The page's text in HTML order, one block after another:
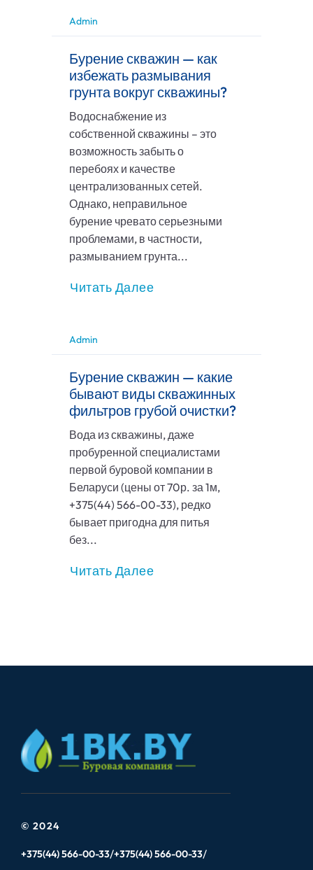
Admin
Бурение скважин — как
избежать размывания
грунта вокруг скважины?
Водоснабжение из
собственной скважины – это
возможность забыть о
перебоях и качестве
централизованных сетей.
Однако, неправильное
бурение чревато серьезными
проблемами, в частности,
размыванием грунта...
Читать Далее
Admin
Бурение скважин — какие
бывают виды скважинных
фильтров грубой очистки?
Вода из скважины, даже
пробуренной специалистами
первой буровой компании в
Беларуси (цены от 70р. за 1м,
+375(44) 566-00-33), редко
бывает пригодна для питья
без...
Читать Далее
© 2024
+375(44) 566-00-33 +375(44) 566-00-33